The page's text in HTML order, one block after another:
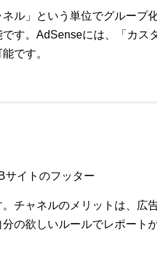
ル」という単位でグループ
す。AdSenseには、「カス
です。
イトのフッター
チャネルのメリットは、広
の欲しいルールでレポート